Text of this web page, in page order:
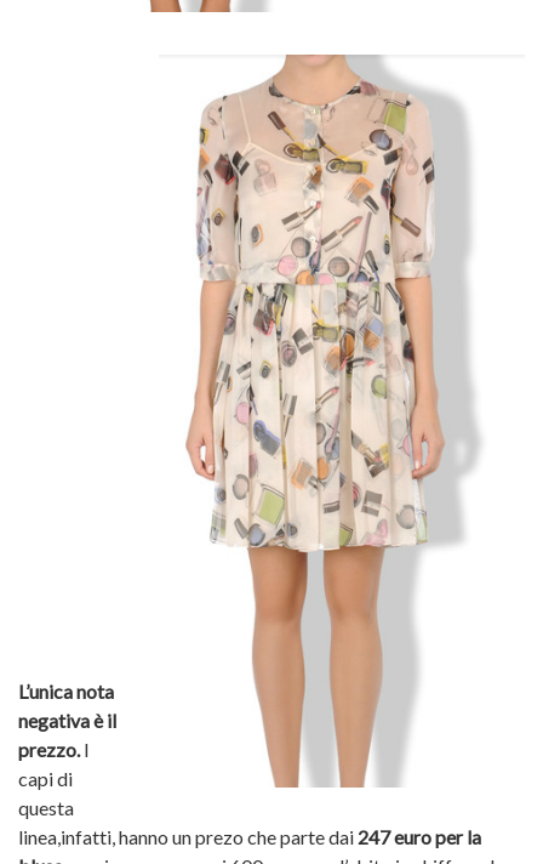
L’unica nota
negativa è il
prezzo. I
capi di
questa
linea,infatti, hanno un prezo che parte dai 247 euro per la